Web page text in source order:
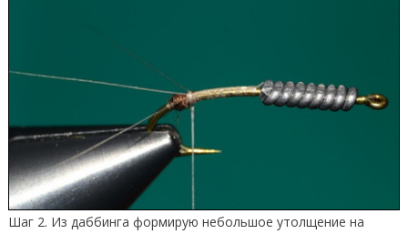
Шаг 2. Из даббинга формирую небольшое утолщение на